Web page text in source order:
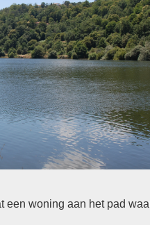
een woning aan het pad